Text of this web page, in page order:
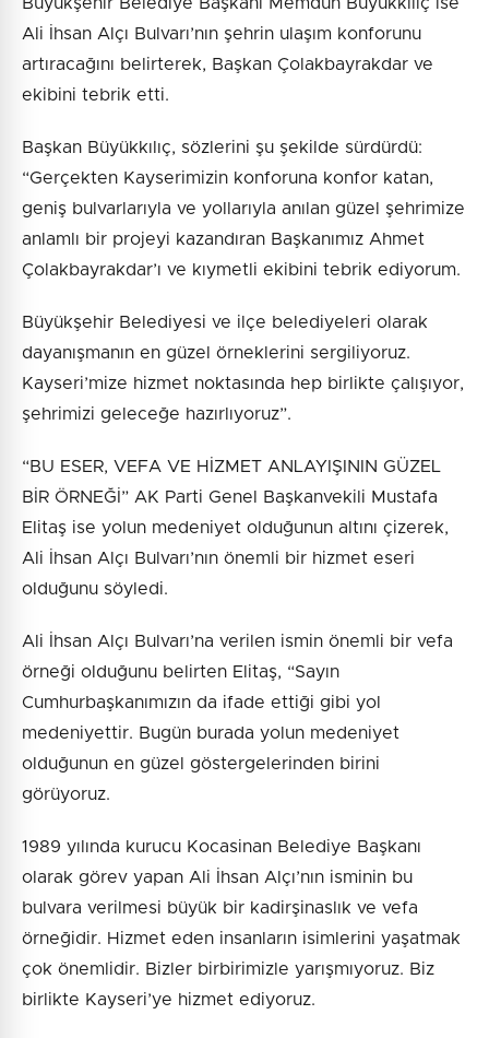
Büyükşehir Belediye Başkanı Memduh Büyükkılıç ise
Ali İhsan Alçı Bulvarı’nın şehrin ulaşım konforunu
artıracağını belirterek, Başkan Çolakbayrakdar ve
ekibini tebrik etti.
Başkan Büyükkılıç, sözlerini şu şekilde sürdürdü:
“Gerçekten Kayserimizin konforuna konfor katan,
geniş bulvarlarıyla ve yollarıyla anılan güzel şehrimize
anlamlı bir projeyi kazandıran Başkanımız Ahmet
Çolakbayrakdar’ı ve kıymetli ekibini tebrik ediyorum.
Büyükşehir Belediyesi ve ilçe belediyeleri olarak
dayanışmanın en güzel örneklerini sergiliyoruz.
Kayseri’mize hizmet noktasında hep birlikte çalışıyor,
şehrimizi geleceğe hazırlıyoruz”.
“BU ESER, VEFA VE HİZMET ANLAYIŞININ GÜZEL
BİR ÖRNEĞİ” AK Parti Genel Başkanvekili Mustafa
Elitaş ise yolun medeniyet olduğunun altını çizerek,
Ali İhsan Alçı Bulvarı’nın önemli bir hizmet eseri
olduğunu söyledi.
Ali İhsan Alçı Bulvarı’na verilen ismin önemli bir vefa
örneği olduğunu belirten Elitaş, “Sayın
Cumhurbaşkanımızın da ifade ettiği gibi yol
medeniyettir. Bugün burada yolun medeniyet
olduğunun en güzel göstergelerinden birini
görüyoruz.
1989 yılında kurucu Kocasinan Belediye Başkanı
olarak görev yapan Ali İhsan Alçı’nın isminin bu
bulvara verilmesi büyük bir kadirşinaslık ve vefa
örneğidir. Hizmet eden insanların isimlerini yaşatmak
çok önemlidir. Bizler birbirimizle yarışmıyoruz. Biz
birlikte Kayseri’ye hizmet ediyoruz.